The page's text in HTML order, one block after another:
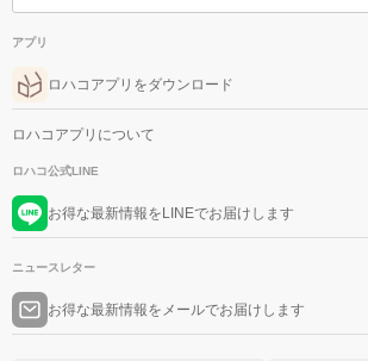
アプリ
ロハコアプリをダウンロード
ロハコアプリについて
ロハコ公式LINE
お得な最新情報をLINEでお届けします
ニュースレター
お得な最新情報をメールでお届けします